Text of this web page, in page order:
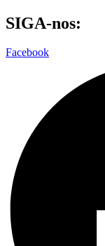
SIGA-nos:
Facebook